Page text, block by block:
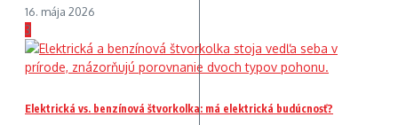
16. mája 2026
3
Elektrická vs. benzínová štvorkolka: má elektrická budúcnosť?